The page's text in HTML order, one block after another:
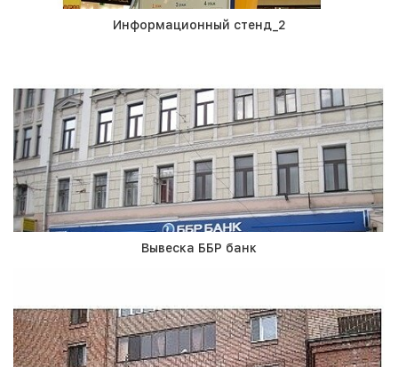
Информационный стенд_2
Вывеска ББР банк